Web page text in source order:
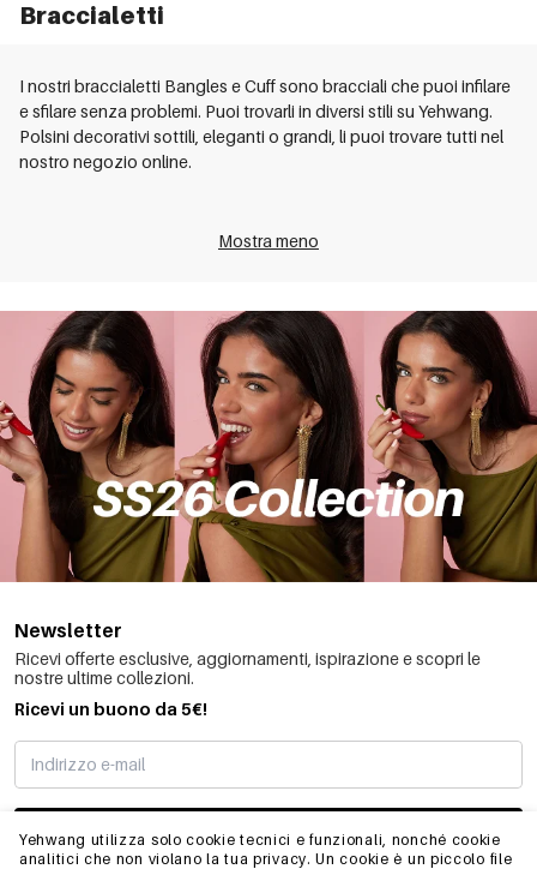
Yehwang utilizza solo cookie tecnici e funzionali, nonché cookie
analitici che non violano la tua privacy. Un cookie è un piccolo file
Braccialetti
I nostri braccialetti Bangles e Cuff sono bracciali che puoi infilare
e sfilare senza problemi. Puoi trovarli in diversi stili su Yehwang.
Polsini decorativi sottili, eleganti o grandi, li puoi trovare tutti nel
nostro negozio online.
Mostra meno
Newsletter
Ricevi offerte esclusive, aggiornamenti, ispirazione e scopri le
nostre ultime collezioni.
Ricevi un buono da 5€!
MI STO REGISTRANDO